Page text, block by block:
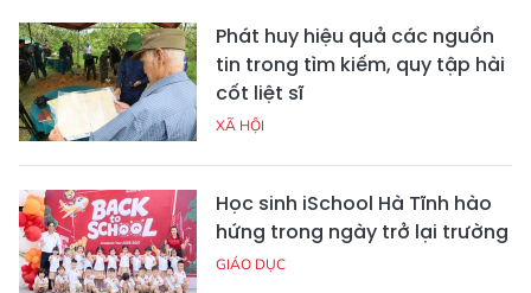
Phát huy hiệu quả các nguồn
tin trong tìm kiếm, quy tập hài
cốt liệt sĩ
XÃ HỘI
Học sinh iSchool Hà Tĩnh hào
hứng trong ngày trở lại trường
GIÁO DỤC